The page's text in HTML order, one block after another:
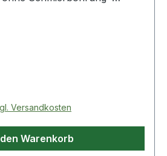
Versandkosten
Warenkorb